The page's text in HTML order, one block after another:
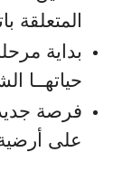
المتعلقة
بداية
حياتهــا
فرصة
على